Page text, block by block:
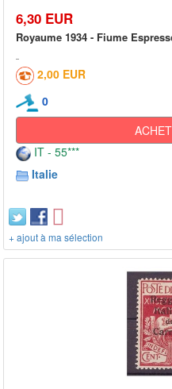
6,30 EUR
Royaume 1934 - Fiume
2,00 EUR
0
IT - 55***
Italie
+ ajout à ma sélection